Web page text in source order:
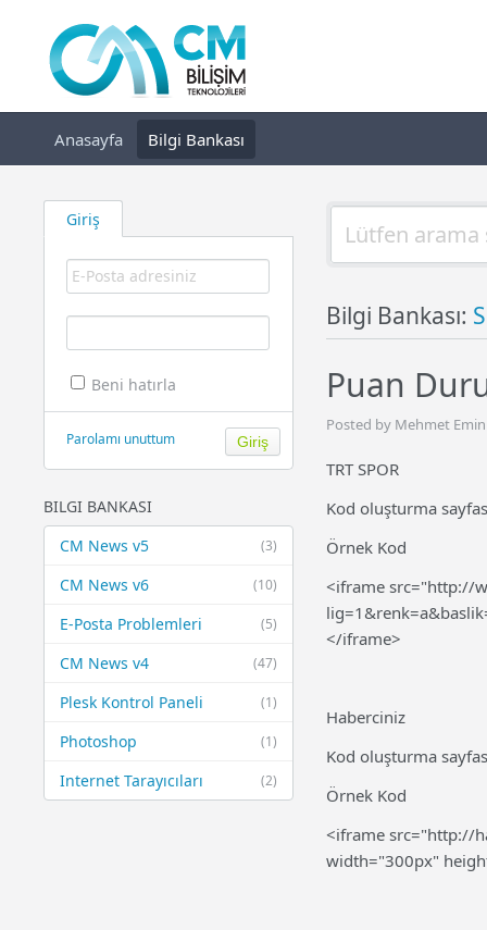
Anasayfa Bilgi Bankası
Giriş
Beni hatırla
Parolamı unuttum
BILGI BANKASI
(3)
CM News v5
(10)
CM News v6
(5)
E-Posta Problemleri
(47)
CM News v4
(1)
Plesk Kontrol Paneli
(1)
Photoshop
(2)
Internet Tarayıcıları
Bilgi Bankası:
Puan
Posted by Mehmet Emin
TRT SPOR
Kod oluşturma
Örnek Kod
<iframe src="http://
</iframe>
Haberciniz
Kod oluşturma
Örnek Kod
<iframe src="http://
width="300px"